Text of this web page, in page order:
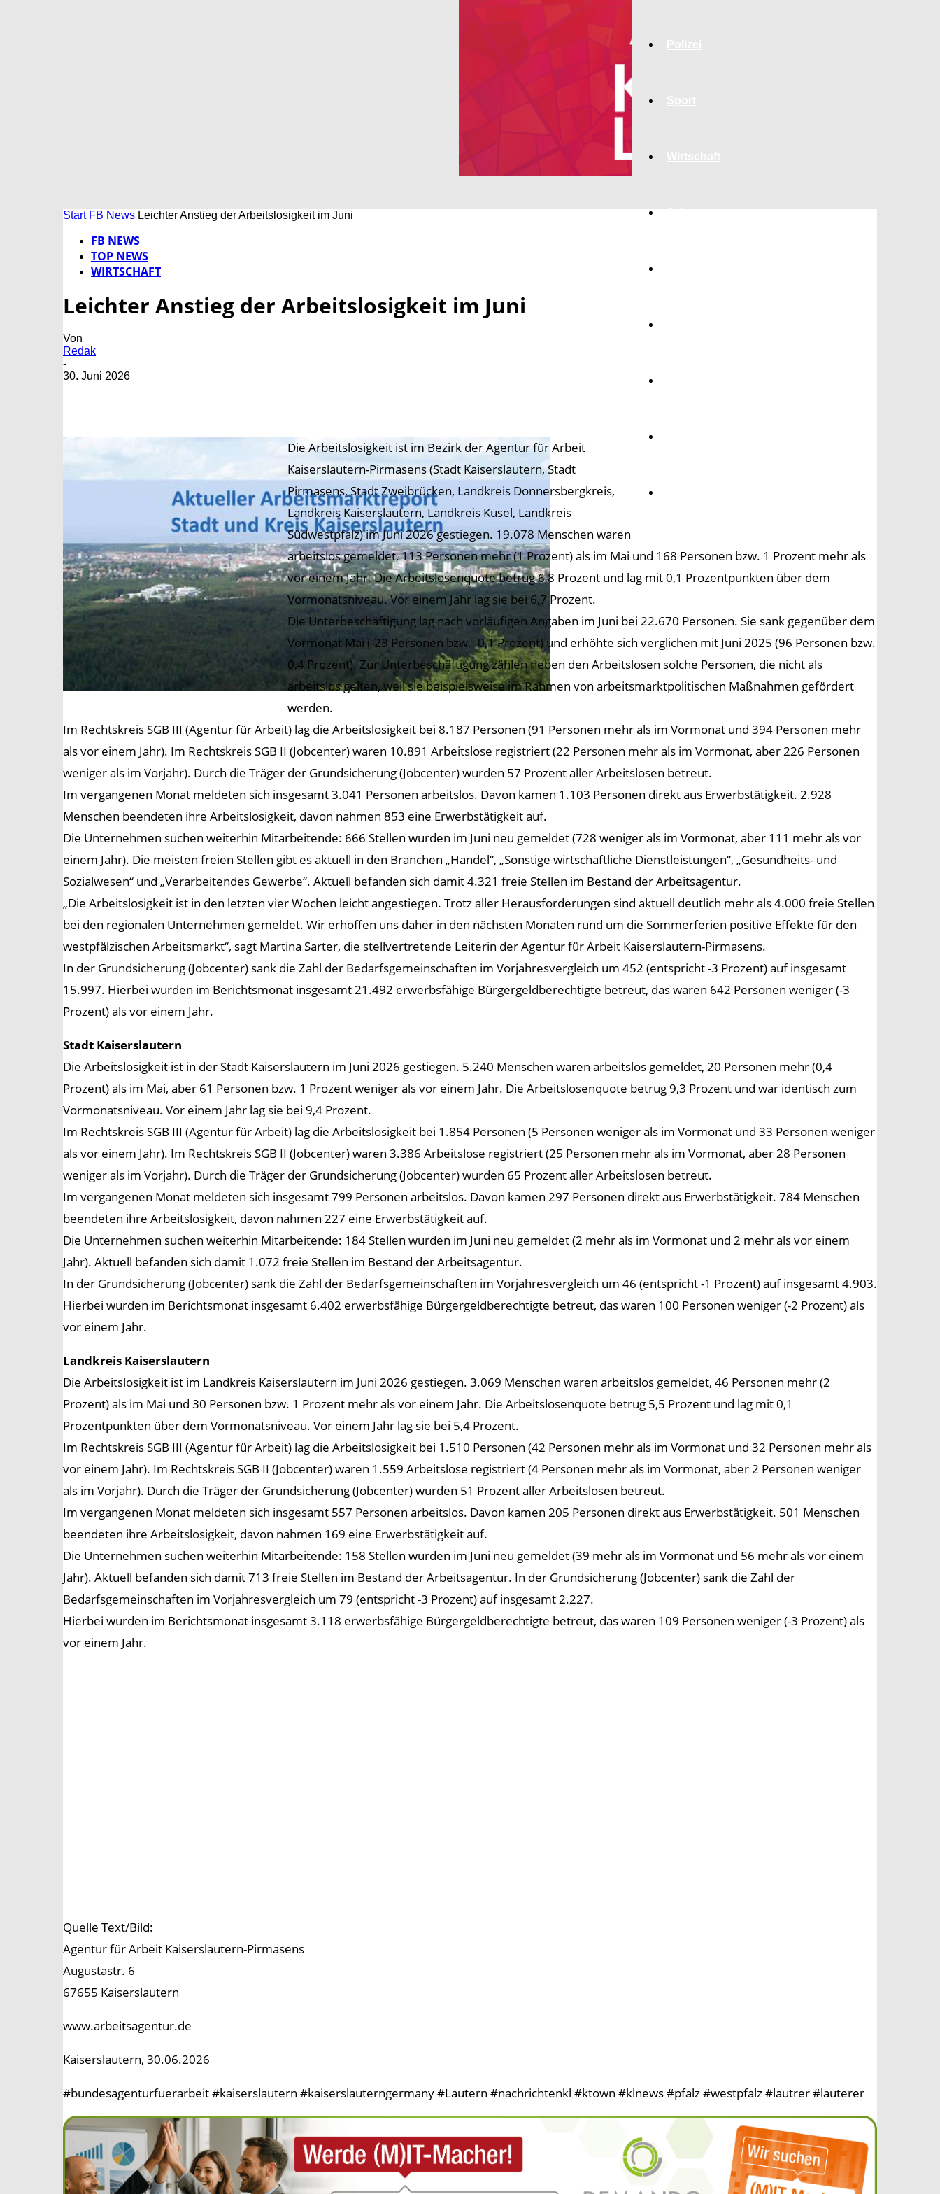
Jobs
Start FB News Leichter Anstieg der Arbeitslosigkeit im Juni
FB NEWS
TOP NEWS
WIRTSCHAFT
Leichter Anstieg der Arbeitslosigkeit im Juni
Von
Redak
-
30. Juni 2026
Die Arbeitslosigkeit ist im Bezirk der Agentur für Arbeit
Kaiserslautern-Pirmasens (Stadt Kaiserslautern, Stadt
Pirmasens, Stadt Zweibrücken, Landkreis Donnersbergkreis,
Landkreis Kaiserslautern, Landkreis Kusel, Landkreis
Südwestpfalz) im Juni 2026 gestiegen. 19.078 Menschen waren
arbeitslos gemeldet, 113 Personen mehr (1 Prozent) als im Mai und 168 Personen bzw. 1 Prozent mehr als
vor einem Jahr. Die Arbeitslosenquote betrug 6,8 Prozent und lag mit 0,1 Prozentpunkten über dem
Vormonatsniveau. Vor einem Jahr lag sie bei 6,7 Prozent.
Die Unterbeschäftigung lag nach vorläufigen Angaben im Juni bei 22.670 Personen. Sie sank gegenüber dem
Vormonat Mai (-23 Personen bzw. -0,1 Prozent) und erhöhte sich verglichen mit Juni 2025 (96 Personen bzw.
0,4 Prozent). Zur Unterbeschäftigung zählen neben den Arbeitslosen solche Personen, die nicht als
arbeitslos gelten, weil sie beispielsweise im Rahmen von arbeitsmarktpolitischen Maßnahmen gefördert
werden.
Im Rechtskreis SGB III (Agentur für Arbeit) lag die Arbeitslosigkeit bei 8.187 Personen (91 Personen mehr als im Vormonat und 394 Personen mehr
als vor einem Jahr). Im Rechtskreis SGB II (Jobcenter) waren 10.891 Arbeitslose registriert (22 Personen mehr als im Vormonat, aber 226 Personen
weniger als im Vorjahr). Durch die Träger der Grundsicherung (Jobcenter) wurden 57 Prozent aller Arbeitslosen betreut.
Im vergangenen Monat meldeten sich insgesamt 3.041 Personen arbeitslos. Davon kamen 1.103 Personen direkt aus Erwerbstätigkeit. 2.928
Menschen beendeten ihre Arbeitslosigkeit, davon nahmen 853 eine Erwerbstätigkeit auf.
Die Unternehmen suchen weiterhin Mitarbeitende: 666 Stellen wurden im Juni neu gemeldet (728 weniger als im Vormonat, aber 111 mehr als vor
einem Jahr). Die meisten freien Stellen gibt es aktuell in den Branchen „Handel“, „Sonstige wirtschaftliche Dienstleistungen“, „Gesundheits- und
Sozialwesen“ und „Verarbeitendes Gewerbe“. Aktuell befanden sich damit 4.321 freie Stellen im Bestand der Arbeitsagentur.
„Die Arbeitslosigkeit ist in den letzten vier Wochen leicht angestiegen. Trotz aller Herausforderungen sind aktuell deutlich mehr als 4.000 freie Stellen
bei den regionalen Unternehmen gemeldet. Wir erhoffen uns daher in den nächsten Monaten rund um die Sommerferien positive Effekte für den
westpfälzischen Arbeitsmarkt“, sagt Martina Sarter, die stellvertretende Leiterin der Agentur für Arbeit Kaiserslautern-Pirmasens.
In der Grundsicherung (Jobcenter) sank die Zahl der Bedarfsgemeinschaften im Vorjahresvergleich um 452 (entspricht -3 Prozent) auf insgesamt
15.997. Hierbei wurden im Berichtsmonat insgesamt 21.492 erwerbsfähige Bürgergeldberechtigte betreut, das waren 642 Personen weniger (-3
Prozent) als vor einem Jahr.
Stadt Kaiserslautern
Die Arbeitslosigkeit ist in der Stadt Kaiserslautern im Juni 2026 gestiegen. 5.240 Menschen waren arbeitslos gemeldet, 20 Personen mehr (0,4
Prozent) als im Mai, aber 61 Personen bzw. 1 Prozent weniger als vor einem Jahr. Die Arbeitslosenquote betrug 9,3 Prozent und war identisch zum
Vormonatsniveau. Vor einem Jahr lag sie bei 9,4 Prozent.
Im Rechtskreis SGB III (Agentur für Arbeit) lag die Arbeitslosigkeit bei 1.854 Personen (5 Personen weniger als im Vormonat und 33 Personen weniger
als vor einem Jahr). Im Rechtskreis SGB II (Jobcenter) waren 3.386 Arbeitslose registriert (25 Personen mehr als im Vormonat, aber 28 Personen
weniger als im Vorjahr). Durch die Träger der Grundsicherung (Jobcenter) wurden 65 Prozent aller Arbeitslosen betreut.
Im vergangenen Monat meldeten sich insgesamt 799 Personen arbeitslos. Davon kamen 297 Personen direkt aus Erwerbstätigkeit. 784 Menschen
beendeten ihre Arbeitslosigkeit, davon nahmen 227 eine Erwerbstätigkeit auf.
Die Unternehmen suchen weiterhin Mitarbeitende: 184 Stellen wurden im Juni neu gemeldet (2 mehr als im Vormonat und 2 mehr als vor einem
Jahr). Aktuell befanden sich damit 1.072 freie Stellen im Bestand der Arbeitsagentur.
In der Grundsicherung (Jobcenter) sank die Zahl der Bedarfsgemeinschaften im Vorjahresvergleich um 46 (entspricht -1 Prozent) auf insgesamt 4.903.
Hierbei wurden im Berichtsmonat insgesamt 6.402 erwerbsfähige Bürgergeldberechtigte betreut, das waren 100 Personen weniger (-2 Prozent) als
vor einem Jahr.
Landkreis Kaiserslautern
Die Arbeitslosigkeit ist im Landkreis Kaiserslautern im Juni 2026 gestiegen. 3.069 Menschen waren arbeitslos gemeldet, 46 Personen mehr (2
Prozent) als im Mai und 30 Personen bzw. 1 Prozent mehr als vor einem Jahr. Die Arbeitslosenquote betrug 5,5 Prozent und lag mit 0,1
Prozentpunkten über dem Vormonatsniveau. Vor einem Jahr lag sie bei 5,4 Prozent.
Im Rechtskreis SGB III (Agentur für Arbeit) lag die Arbeitslosigkeit bei 1.510 Personen (42 Personen mehr als im Vormonat und 32 Personen mehr als
vor einem Jahr). Im Rechtskreis SGB II (Jobcenter) waren 1.559 Arbeitslose registriert (4 Personen mehr als im Vormonat, aber 2 Personen weniger
als im Vorjahr). Durch die Träger der Grundsicherung (Jobcenter) wurden 51 Prozent aller Arbeitslosen betreut.
Im vergangenen Monat meldeten sich insgesamt 557 Personen arbeitslos. Davon kamen 205 Personen direkt aus Erwerbstätigkeit. 501 Menschen
beendeten ihre Arbeitslosigkeit, davon nahmen 169 eine Erwerbstätigkeit auf.
Die Unternehmen suchen weiterhin Mitarbeitende: 158 Stellen wurden im Juni neu gemeldet (39 mehr als im Vormonat und 56 mehr als vor einem
Jahr). Aktuell befanden sich damit 713 freie Stellen im Bestand der Arbeitsagentur. In der Grundsicherung (Jobcenter) sank die Zahl der
Bedarfsgemeinschaften im Vorjahresvergleich um 79 (entspricht -3 Prozent) auf insgesamt 2.227.
Hierbei wurden im Berichtsmonat insgesamt 3.118 erwerbsfähige Bürgergeldberechtigte betreut, das waren 109 Personen weniger (-3 Prozent) als
vor einem Jahr.
Quelle Text/Bild:
Agentur für Arbeit Kaiserslautern-Pirmasens
Augustastr. 6
67655 Kaiserslautern
www.arbeitsagentur.de
Kaiserslautern, 30.06.2026
#bundesagenturfuerarbeit #kaiserslautern #kaiserslauterngermany #Lautern #nachrichtenkl #ktown #klnews #pfalz #westpfalz #lautrer #lauterer